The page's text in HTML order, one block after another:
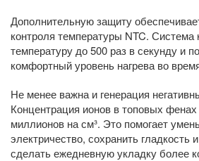
Дополнительную защиту
контроля температуры NTC. Система
температуру до 500 раз в секунду и
комфортный уровень нагрева во
Не менее важна и генерация
Концентрация ионов в топовых фенах
миллионов на см³. Это помогает
электричество, сохранить гладкость
сделать ежедневную укладку более